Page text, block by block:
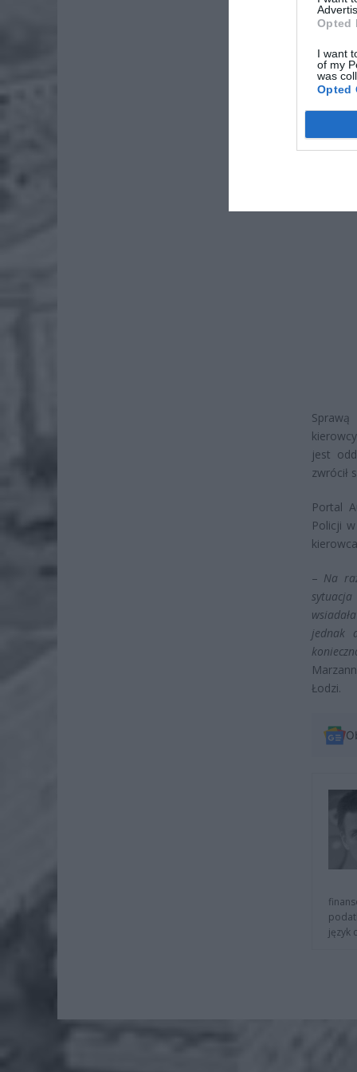
Opted
I want
of my
was
Opted
4
4
jest
zwrócił
Portal
Policji
– Na
jednak
Łodzi.
język